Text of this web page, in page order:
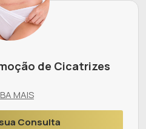
de Cicatrizes
MAIS
Consulta